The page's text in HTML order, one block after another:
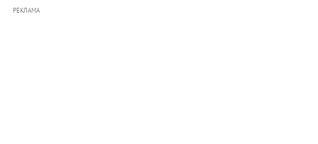
РЕКЛАМА